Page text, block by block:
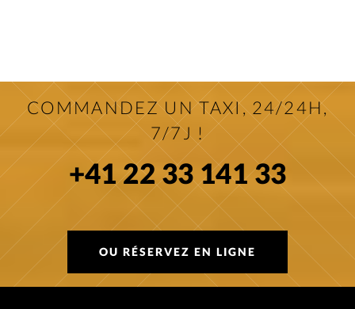
COMMANDEZ UN TAXI, 24/24H,
7/7J !
+41 22 33 141 33
OU RÉSERVEZ EN LIGNE